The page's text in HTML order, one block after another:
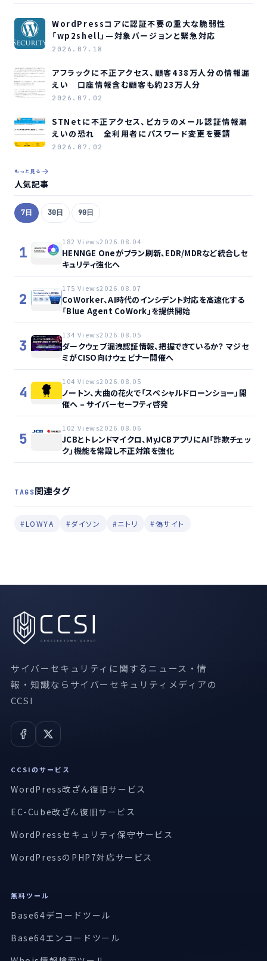
WordPressコアに認証不要の重大な脆弱性
「wp2shell」—対象バージョンと緊急対応
2026.07.18
アフラックに不正アクセス、顧客438万人分の情報漏
えい 口座情報含む顧客も約23万人分
2026.07.02
STNetに不正アクセス、ピカラのメール認証情報漏
えいの恐れ 全利用者にパスワード変更を要請
2026.07.02
もっと見る
人気記事
7日 30日 90日
1
182 Views2026.08.04
HENNGE Oneがプラン刷新、EDR/MDRなど統合しセ
キュリティ強化へ
2
175 Views2026.08.07
CoWorker、AI時代のインシデント対応を高速化する
「Blue Agent CoWork」を提供開始
3
134 Views2026.08.05
ダークウェブ漏洩認証情報、把握できているか？ マジセ
ミがCISO向けウェビナー開催へ
4
104 Views2026.08.05
ノートン、大曲の花火で「スペシャルドローンショー」開
催へ – サイバーセーフティ啓発
5
102 Views2026.08.06
JCBとトレンドマイクロ、MyJCBアプリにAI「詐欺チェッ
ク」機能を常設し不正対策を強化
TAGS関連タグ
#LOWYA #ダイソン #ニトリ #偽サイト
サイバーセキュリティに関するニュース・情
報・知識ならサイバーセキュリティメディアの
CCSI
CCSIのサービス
WordPress改ざん復旧サービス
EC-Cube改ざん復旧サービス
WordPressセキュリティ保守サービス
WordPressのPHP7対応サービス
無料ツール
Base64デコードツール
Base64エンコードツール